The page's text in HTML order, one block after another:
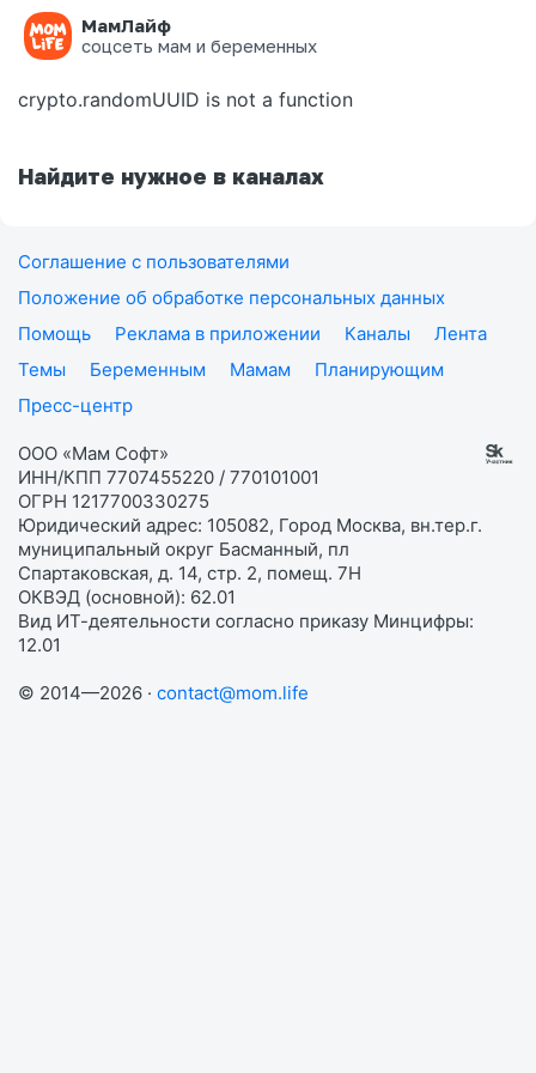
МамЛайф
соцсеть мам и беременных
Ошибка на странице
crypto.randomUUID is not a function
Найдите нужное в каналах
Соглашение с пользователями
Положение об обработке персональных данных
Помощь
Реклама в приложении Каналы
Лента
Темы
Беременным Мамам
Планирующим
Пресс-центр
ООО «Мам Софт»
ИНН/КПП 7707455220 / 770101001
ОГРН 1217700330275
Юридический адрес: 105082, Город Москва, вн.тер.г.
муниципальный округ Басманный, пл
Спартаковская, д. 14, стр. 2, помещ. 7Н
ОКВЭД (основной): 62.01
Вид ИТ-деятельности согласно приказу Минцифры:
12.01
© 2014—2026 · contact@mom.life